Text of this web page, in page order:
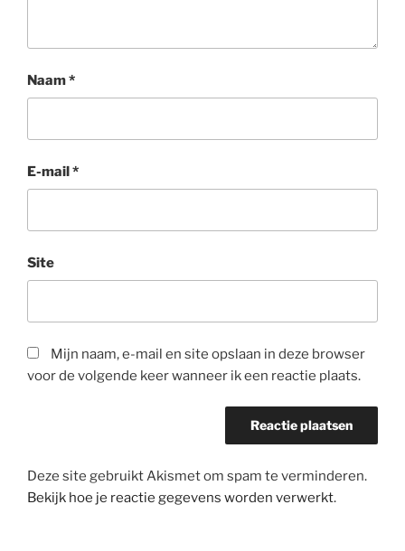
Naam*
E-mail*
Site
Mijn naam, e-mail en site opslaan in deze browser
voor de volgende keer wanneer ik een reactie plaats.
Deze site gebruikt Akismet om spam te verminderen.
Bekijk hoe je reactie gegevens worden verwerkt.